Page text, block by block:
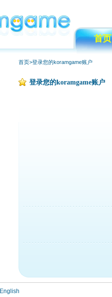
首页
首页>登录您的koramgame账户
登录您的koramgame账户
English